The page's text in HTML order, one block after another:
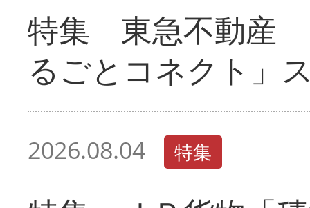
特集 東急不動産
るごとコネクト」
2026.08.04 特集